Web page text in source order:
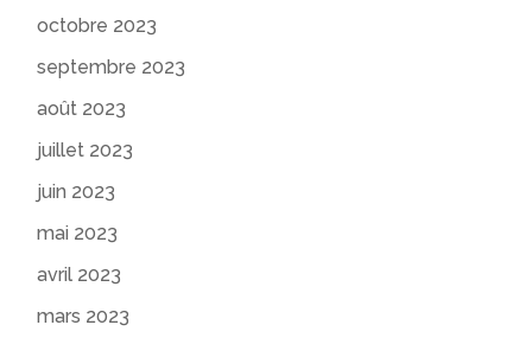
octobre 2023
septembre 2023
août 2023
juillet 2023
juin 2023
mai 2023
avril 2023
mars 2023